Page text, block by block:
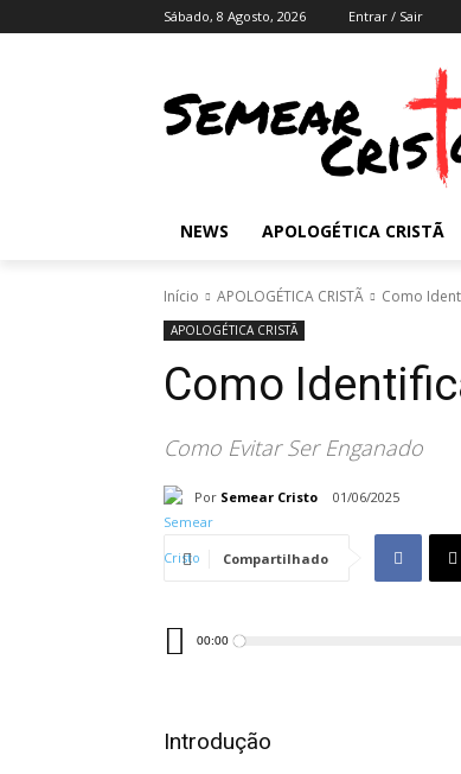
Sábado, 8 Agosto, 2026 Entrar / Sair
NEWS APOLOGÉTICA CRISTÃ
Início APOLOGÉTICA CRISTÃ Como
APOLOGÉTICA CRISTÃ
Como
Como Evitar Ser Enganado
Por Semear Cristo 01/06/2025
Compartilhado
Tocador
de
00:00
Introdução